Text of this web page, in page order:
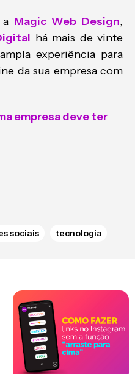
Magic Web Design,
há mais de vinte
experiência para
da sua empresa com
empresa deve ter
sociais tecnologia